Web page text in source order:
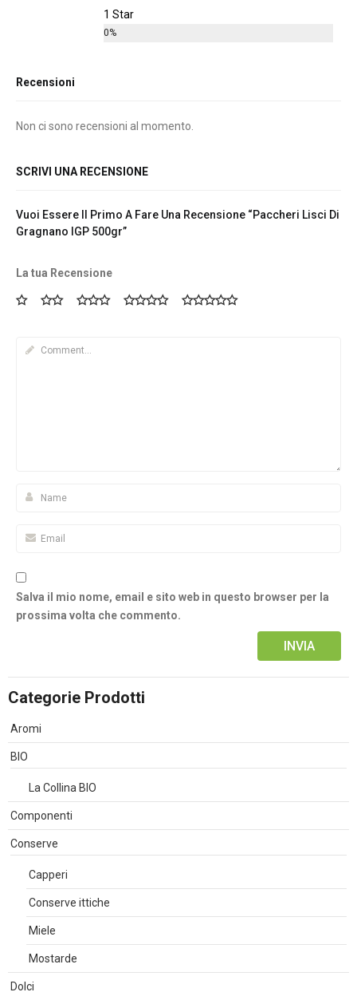
1 Star
0%
Recensioni
Non ci sono recensioni al momento.
SCRIVI UNA RECENSIONE
Vuoi Essere Il Primo A Fare Una Recensione “Paccheri Lisci Di
Gragnano IGP 500gr”
La tua Recensione
Salva il mio nome, email e sito web in questo browser per la
prossima volta che commento.
Categorie Prodotti
Aromi
BIO
La Collina BIO
Componenti
Conserve
Capperi
Conserve ittiche
Miele
Mostarde
Dolci